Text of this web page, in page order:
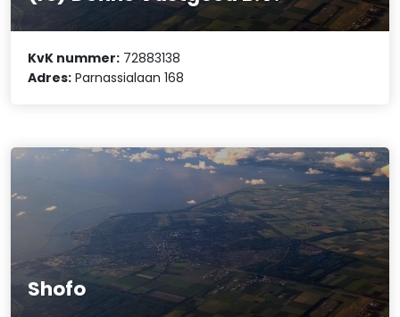
KvK nummer: 72883138
Adres: Parnassialaan 168
Shofo